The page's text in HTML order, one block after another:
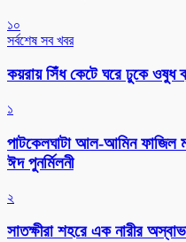
১০
সর্বশেষ সব খবর
কয়রায় সিঁধ কেটে ঘরে ঢুকে ওষুধ
১
পাটকেলঘাটা আল-আমিন ফাজিল
ঈদ পুনর্মিলনী
২
সাতক্ষীরা শহরে এক নারীর